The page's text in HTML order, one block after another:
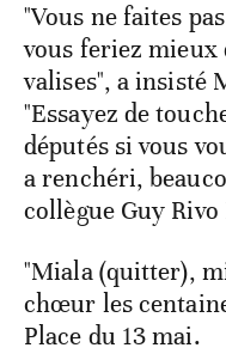
"Vous ne faites
vous feriez mieux
valises", a insisté
"Essayez de
députés si vous
a renchéri,
collègue Guy
"Miala (quitter),
chœur les
Place du 13 mai.